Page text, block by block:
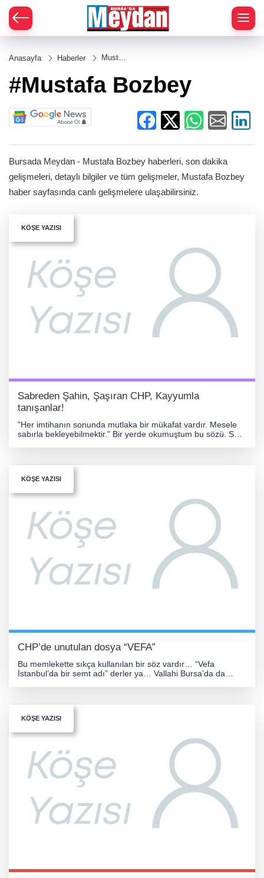
Anasayfa Haberler
Mustafa
#Mustafa Bozbey
Bursada Meydan - Mustafa Bozbey haberleri, son dakika
gelişmeleri, detaylı bilgiler ve tüm gelişmeler, Mustafa Bozbey
haber sayfasında canlı gelişmelere ulaşabilirsiniz.
KÖŞE YAZISI
Sabreden Şahin, Şaşıran CHP, Kayyumla
tanışanlar!
"Her imtihanın sonunda mutlaka bir mükafat vardır. Mesele
sabırla bekleyebilmektir." Bir yerde okumuştum bu sözü. Son
KÖŞE YAZISI
CHP’de unutulan dosya “VEFA”
Bu memlekette sıkça kullanılan bir söz vardır… “Vefa
İstanbul’da bir semt adı” derler ya… Vallahi Bursa’da da
KÖŞE YAZISI